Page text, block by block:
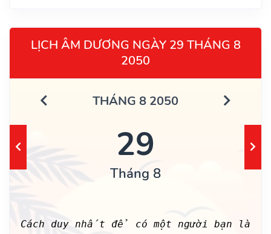
LỊCH ÂM DƯƠNG NGÀY 29 THÁNG 8
2050
THÁNG 8 2050
29
Tháng 8
Cách duy nhất để có một người bạn là